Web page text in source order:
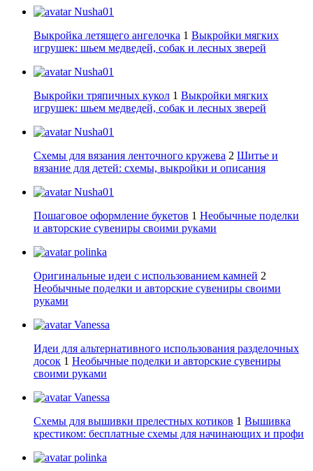
Nusha01
Выкройка летящего ангелочка 1 Выкройки мягких
игрушек: шьем медведей, собак и лесных зверей
Nusha01
Выкройки тряпичных кукол 1 Выкройки мягких
игрушек: шьем медведей, собак и лесных зверей
Nusha01
Схемы для вязания ленточного кружева 2 Шитье и
вязание для детей: схемы, выкройки и описания
Nusha01
Пошаговое оформление букетов 1 Необычные поделки
и авторские сувениры своими руками
polinka
Оригинальные идеи с использованием камней 2
Необычные поделки и авторские сувениры своими
руками
Vanessa
Идеи для альтернативного использования разделочных
досок 1 Необычные поделки и авторские сувениры
своими руками
Vanessa
Схемы для вышивки прелестных котиков 1 Вышивка
крестиком: бесплатные схемы для начинающих и профи
polinka